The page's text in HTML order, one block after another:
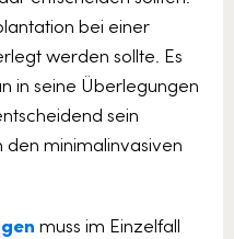
bei einer
werden sollte. Es
in seine Überlegungen
sein
minimalinvasiven
muss im Einzelfall